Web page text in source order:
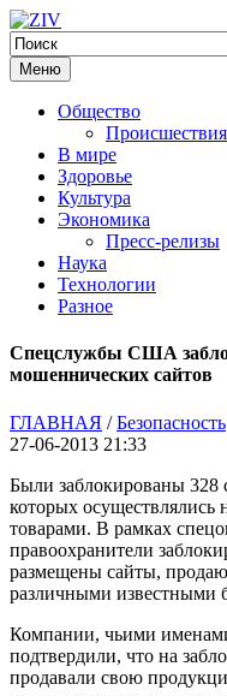
Меню
Общество
Происшествия
В мире
Здоровье
Культура
Экономика
Пресс-релизы
Наука
Технологии
Разное
Спецслужбы США
мошеннических сайтов
ГЛАВНАЯ /Безопасность
27-06-2013 21:33
Были заблокированы
которых осуществлялись
товарами. В рамках
правоохранители
размещены сайты,
различными известными
Компании, чьими
подтвердили, что на
продавали свою